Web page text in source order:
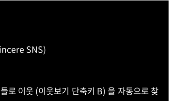
SNS)
로 이웃 (이웃보기 단축키 B) 을 자동으로 찾